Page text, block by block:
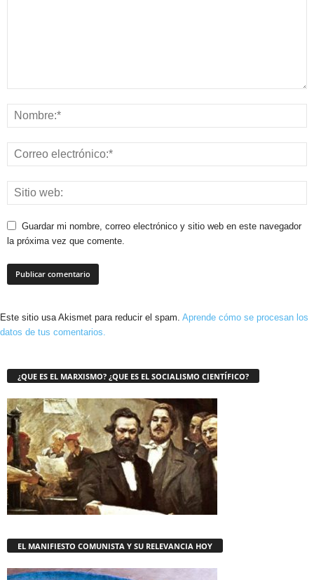
Guardar mi nombre, correo electrónico y sitio web en este navegador
la próxima vez que comente.
Este sitio usa Akismet para reducir el spam. Aprende cómo se procesan los
datos de tus comentarios.
¿QUE ES EL MARXISMO? ¿QUE ES EL SOCIALISMO CIENTÍFICO?
EL MANIFIESTO COMUNISTA Y SU RELEVANCIA HOY